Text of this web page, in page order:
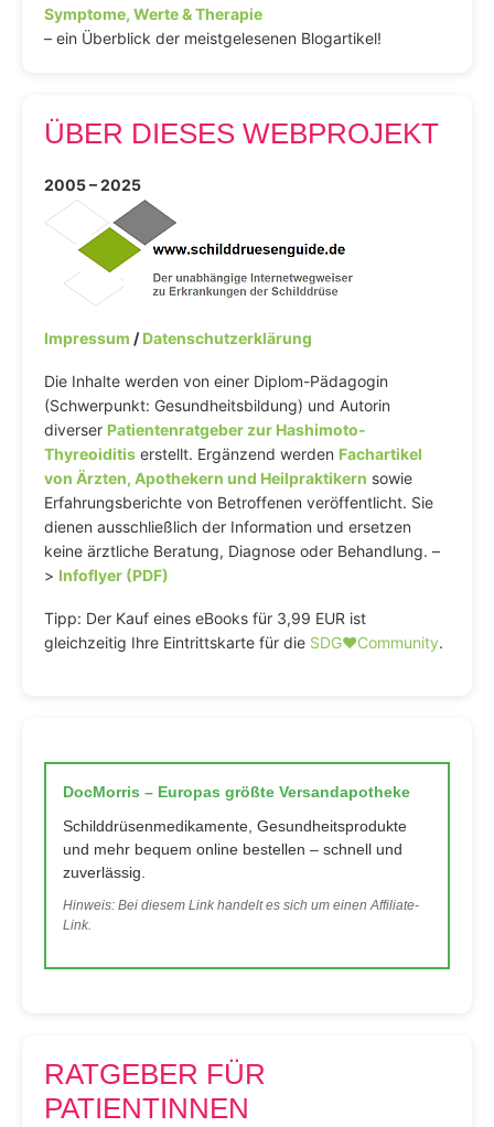
Symptome, Werte & Therapie
– ein Überblick der meistgelesenen Blogartikel!
ÜBER DIESES WEBPROJEKT
2005 – 2025
Impressum /Datenschutzerklärung
Die Inhalte werden von einer Diplom-Pädagogin
(Schwerpunkt: Gesundheitsbildung) und Autorin
diverser Patientenratgeber zur Hashimoto-
Thyreoiditis erstellt. Ergänzend werden Fachartikel
von Ärzten, Apothekern und Heilpraktikern sowie
Erfahrungsberichte von Betroffenen veröffentlicht. Sie
dienen ausschließlich der Information und ersetzen
keine ärztliche Beratung, Diagnose oder Behandlung. –
> Infoflyer (PDF)
Tipp: Der Kauf eines eBooks für 3,99 EUR ist
gleichzeitig Ihre Eintrittskarte für die SDG♥️Community.
DocMorris – Europas größte Versandapotheke
Schilddrüsenmedikamente, Gesundheitsprodukte
und mehr bequem online bestellen – schnell und
zuverlässig.
Hinweis: Bei diesem Link handelt es sich um einen Affiliate-
Link.
RATGEBER FÜR
PATIENTINNEN